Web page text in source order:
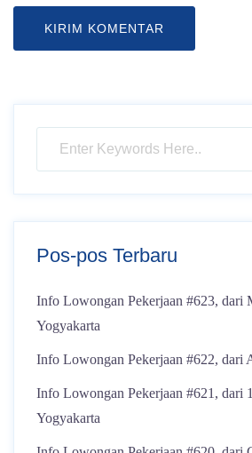
Pos-pos Terbaru
Info Lowongan Pekerjaan #623, dari
Yogyakarta
Info Lowongan Pekerjaan #622, dari
Info Lowongan Pekerjaan #621, dari
Yogyakarta